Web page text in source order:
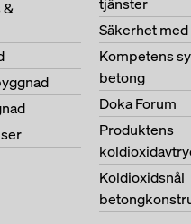
&
Säkerhet
Kompetens
betong
Doka Forum
Produktens
Koldioxidsnål